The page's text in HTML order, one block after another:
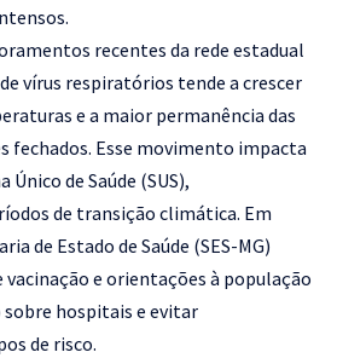
recentes da rede estadual
vírus respiratórios tende a crescer
e a maior permanência das
fechados. Esse movimento impacta
de Saúde (SUS),
de transição climática. Em
de Estado de Saúde (SES-MG)
vacinação e orientações à população
sobre hospitais e evitar
de risco.